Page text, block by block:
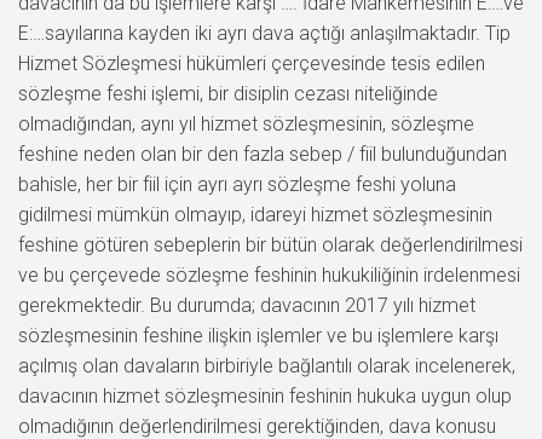
E:…sayılarına kayden iki ayrı dava açtığı anlaşılmaktadır. Tip
Hizmet Sözleşmesi hükümleri çerçevesinde tesis edilen
sözleşme feshi işlemi, bir disiplin cezası niteliğinde
olmadığından, aynı yıl hizmet sözleşmesinin, sözleşme
feshine neden olan bir den fazla sebep / fiil bulunduğundan
bahisle, her bir fiil için ayrı ayrı sözleşme feshi yoluna
gidilmesi mümkün olmayıp, idareyi hizmet sözleşmesinin
feshine götüren sebeplerin bir bütün olarak değerlendirilmesi
ve bu çerçevede sözleşme feshinin hukukiliğinin irdelenmesi
gerekmektedir. Bu durumda; davacının 2017 yılı hizmet
sözleşmesinin feshine ilişkin işlemler ve bu işlemlere karşı
açılmış olan davaların birbiriyle bağlantılı olarak incelenerek,
davacının hizmet sözleşmesinin feshinin hukuka uygun olup
olmadığının değerlendirilmesi gerektiğinden, dava konusu